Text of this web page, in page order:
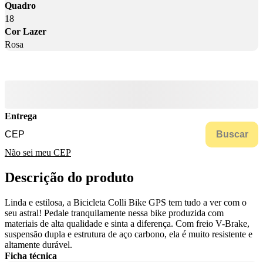
Quadro
18
Cor Lazer
Rosa
Entrega
Buscar
Não sei meu CEP
Descrição do produto
Linda e estilosa, a Bicicleta Colli Bike GPS tem tudo a ver com o
seu astral! Pedale tranquilamente nessa bike produzida com
materiais de alta qualidade e sinta a diferença. Com freio V-Brake,
suspensão dupla e estrutura de aço carbono, ela é muito resistente e
altamente durável.
Ficha técnica